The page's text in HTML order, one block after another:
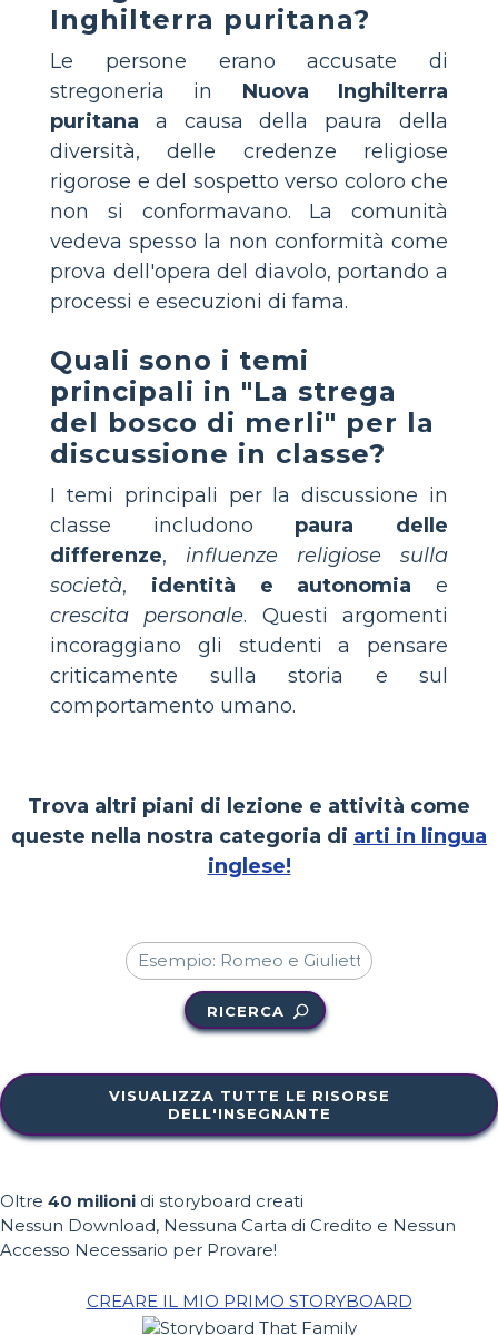
Inghilterra puritana?
Le persone erano accusate di
stregoneria in Nuova Inghilterra
puritana a causa della paura della
diversità, delle credenze religiose
rigorose e del sospetto verso coloro che
non si conformavano. La comunità
vedeva spesso la non conformità come
prova dell'opera del diavolo, portando a
processi e esecuzioni di fama.
Quali sono i temi
principali in "La strega
del bosco di merli" per la
discussione in classe?
I temi principali per la discussione in
classe includono paura delle
differenze, influenze religiose sulla
società, identità e autonomia e
crescita personale. Questi argomenti
incoraggiano gli studenti a pensare
criticamente sulla storia e sul
comportamento umano.
Trova altri piani di lezione e attività come
queste nella nostra categoria di arti in lingua
inglese!
RICERCA
VISUALIZZA TUTTE LE RISORSE
DELL'INSEGNANTE
Oltre 40 milioni di storyboard creati
Nessun Download, Nessuna Carta di Credito e Nessun
Accesso Necessario per Provare!
CREARE IL MIO PRIMO STORYBOARD